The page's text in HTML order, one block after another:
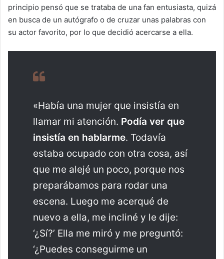
principio pensó que se trataba de una fan entusiasta, quizá
en busca de un autógrafo o de cruzar unas palabras con
su actor favorito, por lo que decidió acercarse a ella.
«Había una mujer que insistía en
llamar mi atención. Podía ver que
insistía en hablarme. Todavía
estaba ocupado con otra cosa, así
que me alejé un poco, porque nos
preparábamos para rodar una
escena. Luego me acerqué de
nuevo a ella, me incliné y le dije:
‘¿Sí?’ Ella me miró y me preguntó:
‘¿Puedes conseguirme un